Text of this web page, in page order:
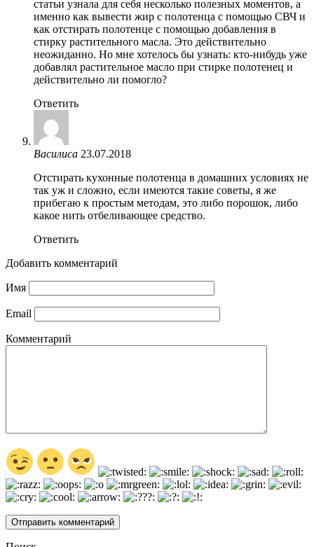
статьи узнала для себя несколько полезных моментов, а
именно как вывести жир с полотенца с помощью СВЧ и
как отстирать полотенце с помощью добавления в
стирку растительного масла. Это действительно
неожиданно. Но мне хотелось бы узнать: кто-нибудь уже
добавлял растительное масло при стирке полотенец и
действительно ли помогло?
Ответить
Василиса 23.07.2018
Отстирать кухонные полотенца в домашних условиях не
так уж и сложно, если имеются такие советы, я же
прибегаю к простым методам, это либо порошок, либо
какое нить отбеливающее средство.
Ответить
Добавить комментарий
Имя
Email
Комментарий